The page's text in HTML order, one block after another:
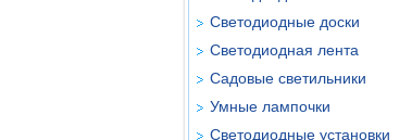
Светодиодные доски
Светодиодная лента
Садовые светильники
Умные лампочки
Светодиодные установки